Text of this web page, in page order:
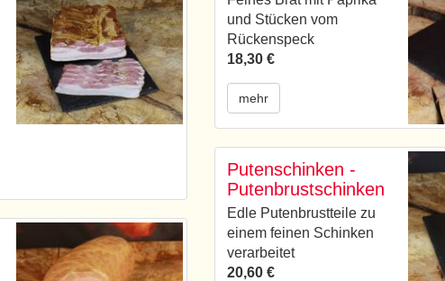
und Stücken vom
Rückenspeck
18,30 €
mehr
Putenschinken -
Putenbrustschinken
Edle Putenbrustteile zu
einem feinen Schinken
verarbeitet
20,60 €